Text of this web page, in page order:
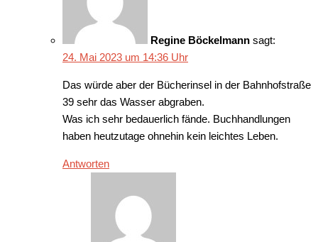
Regine Böckelmann sagt:
24. Mai 2023 um 14:36 Uhr
Das würde aber der Bücherinsel in der Bahnhofstraße
39 sehr das Wasser abgraben.
Was ich sehr bedauerlich fände. Buchhandlungen
haben heutzutage ohnehin kein leichtes Leben.
Antworten